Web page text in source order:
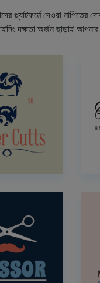
দেওয়া
দক্ষতা অর্জন ছাড়াই